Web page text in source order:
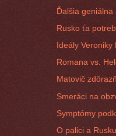
Ďalšia geniálna
Rusko ťa
Ideály Veroniky
Romana vs.
Matovič
Smeráci na
Symptómy
O palici a Rusku